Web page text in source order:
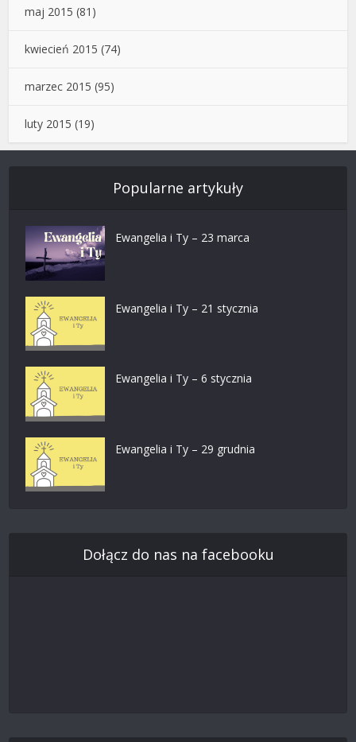
maj 2015 (81)
kwiecień 2015 (74)
marzec 2015 (95)
luty 2015 (19)
Popularne artykuły
Ewangelia i Ty – 23 marca
Ewangelia i Ty – 21 stycznia
Ewangelia i Ty – 6 stycznia
Ewangelia i Ty – 29 grudnia
Dołącz do nas na facebooku